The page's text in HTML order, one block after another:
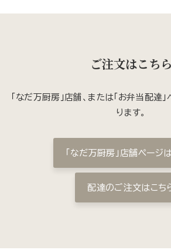
ご注文はこちら
「なだ万厨房」店舗、または「お弁当配達
ります。
「なだ万厨房」店舗ページ
配達のご注文はこち